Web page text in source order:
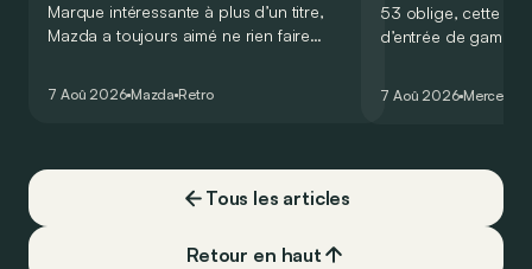
Marque intéressante à plus d’un titre,
Mazda a toujours aimé ne rien faire
de la plus belle des manières…
7 Aoû 2026 Mazda Retro
53 oblige, cette
d’entrée de
moins…
7 Aoû 2026 Mercedes
Tous les articles
Retour en haut